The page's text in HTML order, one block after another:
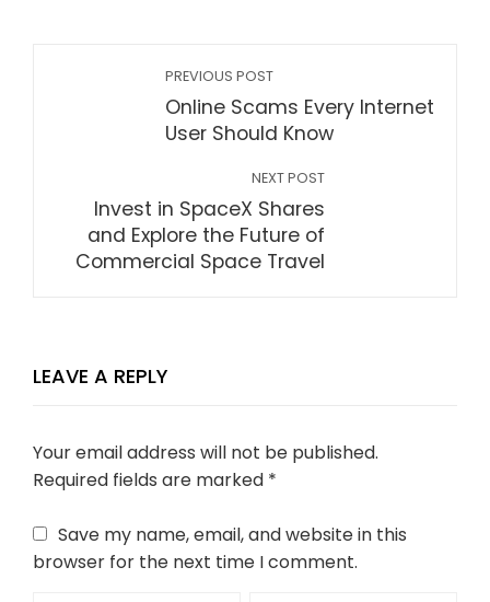
PREVIOUS POST
Online Scams Every Internet
User Should Know
NEXT POST
Invest in SpaceX Shares
and Explore the Future of
Commercial Space Travel
LEAVE A REPLY
Your email address will not be published.
Required fields are marked *
Save my name, email, and website in this
browser for the next time I comment.